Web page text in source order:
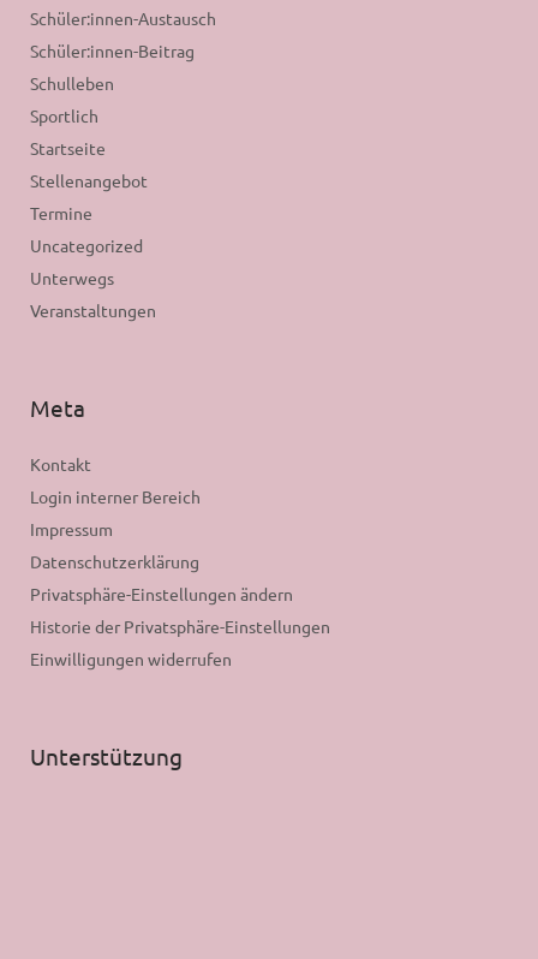
Schüler:innen-Austausch
Schüler:innen-Beitrag
Schulleben
Sportlich
Startseite
Stellenangebot
Termine
Uncategorized
Unterwegs
Veranstaltungen
Meta
Kontakt
Login interner Bereich
Impressum
Datenschutzerklärung
Privatsphäre-Einstellungen ändern
Historie der Privatsphäre-Einstellungen
Einwilligungen widerrufen
Unterstützung